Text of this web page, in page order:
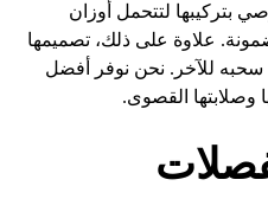
بتركيبها لتتحمل أوزان
علاوة على ذلك، تصميمها
سحبه للآخر. نحن نوفر أفضل
وصلابتها القصوى.